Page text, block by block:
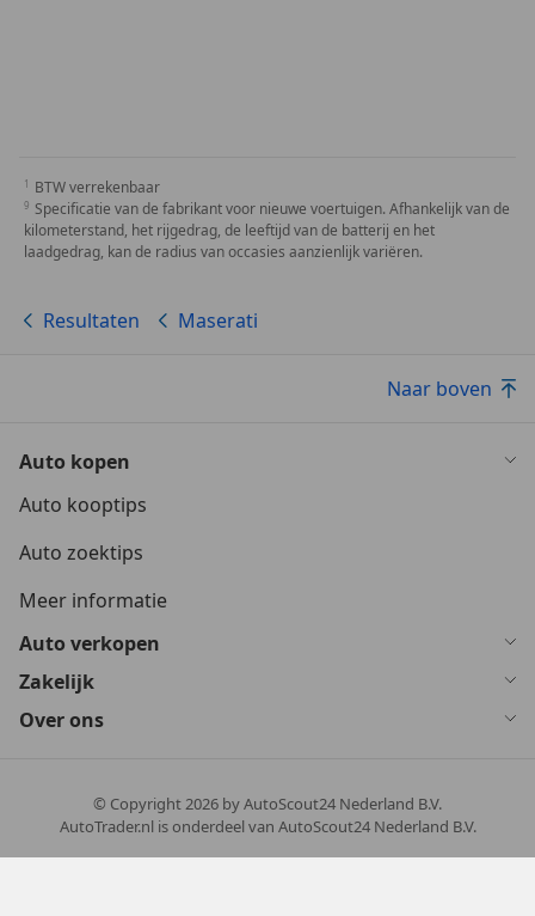
BTW verrekenbaar
Specificatie van de fabrikant voor nieuwe voertuigen. Afhankelijk van de
kilometerstand, het rijgedrag, de leeftijd van de batterij en het
laadgedrag, kan de radius van occasies aanzienlijk variëren.
Resultaten Maserati
Naar boven
Auto kopen
Auto kooptips
Auto zoektips
Meer informatie
Auto verkopen
Zakelijk
Over ons
© Copyright 2026 by AutoScout24 Nederland B.V.
AutoTrader.nl is onderdeel van AutoScout24 Nederland B.V.